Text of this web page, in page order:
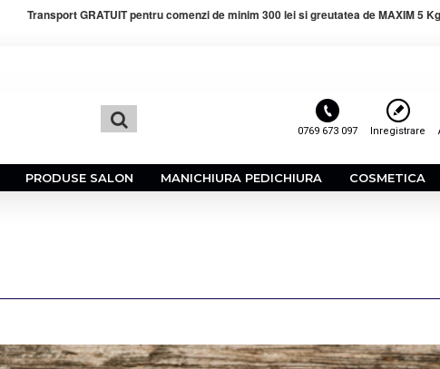
Transport GRATUIT pentru comenzi de minim 300 lei si greutatea de MAXIM 5
0769 673 097 Inregistrare
PRODUSE SALON MANICHIURA PEDICHIURA COSMETICA